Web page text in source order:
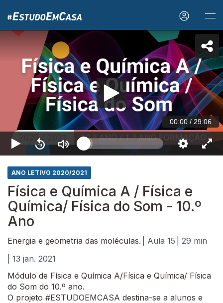
00:00 / 29:06
ANO LETIVO 2020/2021
Física e Química A / Física e
Química/ Física do Som - 10.º
Ano
Energia e geometria das moléculas. | Aula 15
| 29 min
| 13 jan. 2021
Módulo de Física e Química A/Física e Química/ Física
do Som do 10.º ano.
O projeto #ESTUDOEMCASA destina-se a alunos e